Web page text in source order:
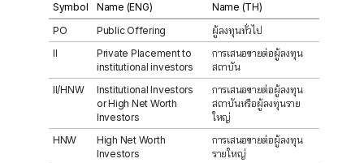
Symbol
Name (ENG)
Name (TH)
PO
Public Offering
ผู้ลงทุนทั่วไป
II
Private Placement to
institutional investors
การเสนอขายต่อผู้ลงทุน
สถาบัน
II/HNW
Institutional Investors
or High Net Worth
Investors
การเสนอขายต่อผู้ลงทุน
สถาบันหรือผู้ลงทุนราย
ใหญ่
HNW
High Net Worth
Investors
การเสนอขายต่อผู้ลงทุน
รายใหญ่